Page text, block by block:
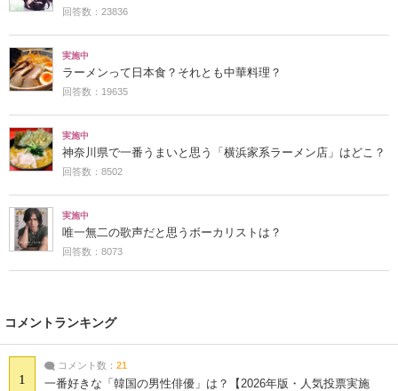
回答数：23836
実施中
ラーメンって日本食？それとも中華料理？
回答数：19635
実施中
神奈川県で一番うまいと思う「横浜家系ラーメン店」はどこ？
回答数：8502
実施中
唯一無二の歌声だと思うボーカリストは？
回答数：8073
コメントランキング
1
コメント数： 21
一番好きな「韓国の男性俳優」は？【2026年版・人気投票実施